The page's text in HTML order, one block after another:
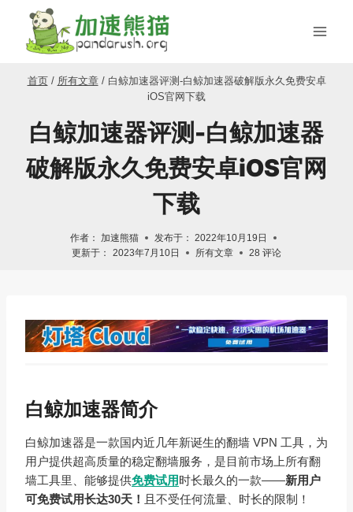
首页 / 所有文章 / 白鲸加速器评测-白鲸加速器破解版永久免费安卓
iOS官网下载
白鲸加速器评测-白鲸加速器
破解版永久免费安卓iOS官网
下载
作者： 加速熊猫 发布于： 2022年10月19日
更新于：
2023年7月10日 所有文章 28 评论
白鲸加速器简介
白鲸加速器是一款国内近几年新诞生的翻墙 VPN 工具，为
用户提供超高质量的稳定翻墙服务，是目前市场上所有翻
墙工具里、能够提供免费试用时长最久的一款——新用户
可免费试用长达30天！ 且不受任何流量、时长的限制！